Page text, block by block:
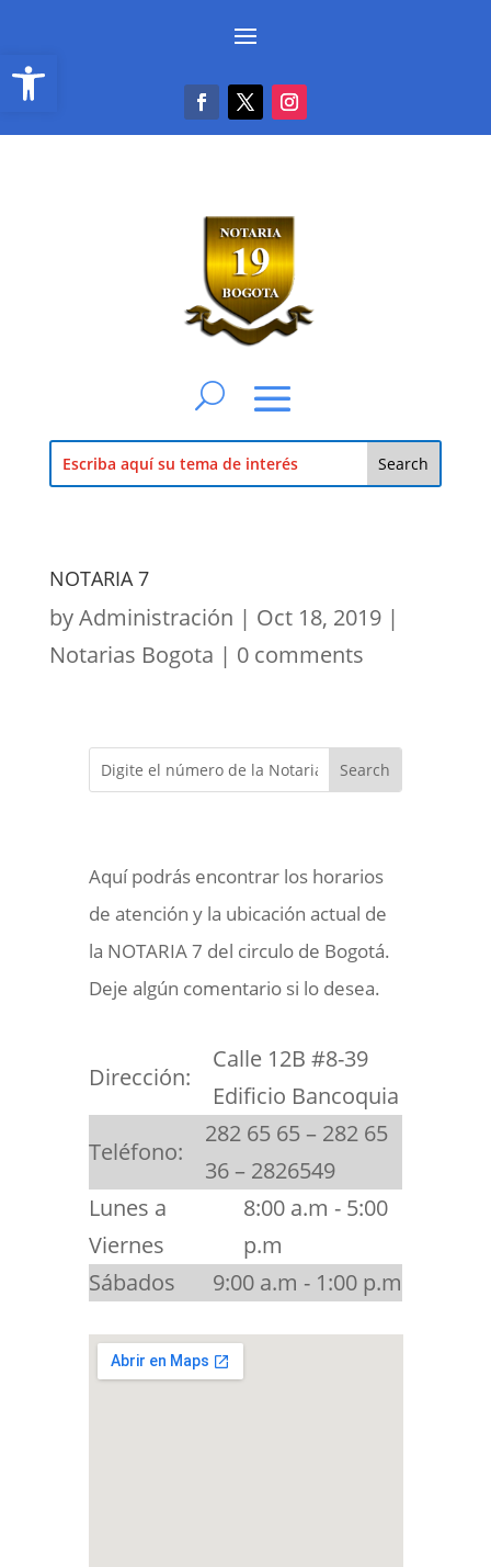
Abrir barra de herramientas
NOTARIA 7
byAdministración | Oct 18, 2019|
Notarias Bogota | 0 comments
Aquí podrás encontrar los horarios
de atención y la ubicación actual de
la NOTARIA 7 del circulo de Bogotá.
Deje algún comentario si lo desea.
Dirección:
Calle 12B #8-39
Edificio Bancoquia
Teléfono:
282 65 65 – 282 65
36 – 2826549
Lunes a
Viernes
8:00 a.m - 5:00
p.m
Sábados
9:00 a.m - 1:00 p.m